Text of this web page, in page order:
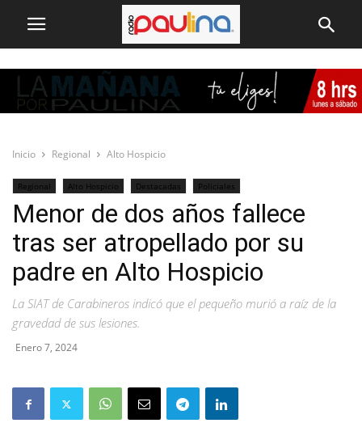
Inicio Regional Alto Hospicio
Regional Alto Hospicio Destacadas Policiales
Menor de dos años fallece
tras ser atropellado por su
padre en Alto Hospicio
La SIAT de Carabineros indicó que el pequeño murió a raíz de la
gravedad de sus lesiones.
Enero 7, 2024